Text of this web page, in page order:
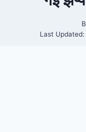
Last Updated: